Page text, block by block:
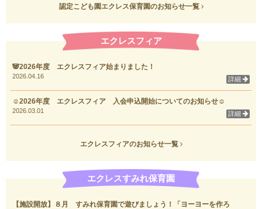
認定こども園エクレス保育園のお知らせ一覧
エクレスフィア
🐼2026年度 エクレスフィア始まりました！
2026.04.16 詳細
☺2026年度 エクレスフィア 入会申込開始についてのお知らせ☺
2026.03.01 詳細
エクレスフィアのお知らせ一覧
エクレスすみれ保育園
【施設開放】８月 すみれ保育園で遊びましょう！「ヨーヨーを作ろ